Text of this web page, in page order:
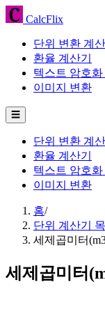
CalcFlix
단위 변환 계산
환율 계산기
텍스트 암호화
이미지 변환
☰
단위 변환 계산
환율 계산기
텍스트 암호화
이미지 변환
홈/
단위 계산기
세제곱미터
세제곱미터